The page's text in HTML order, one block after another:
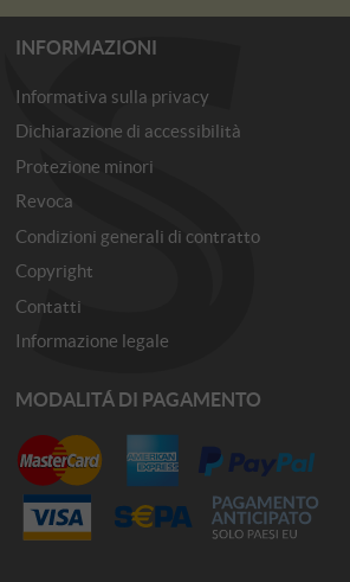
INFORMAZIONI
Informativa sulla privacy
Dichiarazione di accessibilità
Protezione minori
Revoca
Condizioni generali di contratto
Copyright
Contatti
Informazione legale
MODALITÁ DI PAGAMENTO